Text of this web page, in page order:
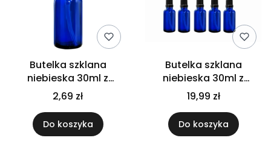
Butelka szklana
niebieska 30ml z
atomizerem czarnym
2,69 zł
Do koszyka
Butelka szklana
niebieska 30ml z
atomizerem czarnym X
19,99 zł
Do koszyka